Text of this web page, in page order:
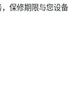
保修期限与您设备